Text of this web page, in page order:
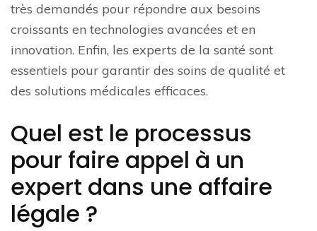
très demandés pour répondre aux besoins
croissants en technologies avancées et en
innovation. Enfin, les experts de la santé sont
essentiels pour garantir des soins de qualité et
des solutions médicales efficaces.
Quel est le processus
pour faire appel à un
expert dans une affaire
légale ?